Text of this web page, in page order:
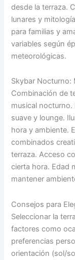
desde la terraza.
lunares y
para familias y
variables según
meteorológicas.
Skybar Nocturno:
Combinación de
musical
suave y lounge.
hora y ambiente.
combinados
terraza. Acceso
cierta hora. Edad
mantener
Consejos para
Seleccionar la
factores como
preferencias
orientación (sol/